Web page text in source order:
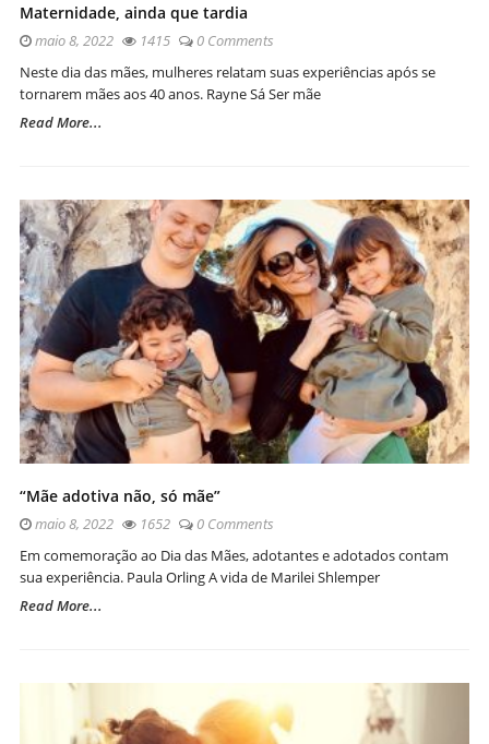
Maternidade, ainda que tardia
maio 8, 2022 1415
0 Comments
Neste dia das mães, mulheres relatam suas experiências após se
tornarem mães aos 40 anos. Rayne Sá Ser mãe
Read More...
“Mãe adotiva não, só mãe”
maio 8, 2022 1652
0 Comments
Em comemoração ao Dia das Mães, adotantes e adotados contam
sua experiência. Paula Orling A vida de Marilei Shlemper
Read More...